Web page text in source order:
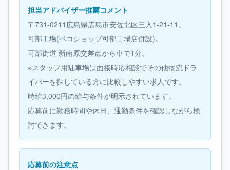
担当アドバイザー推薦コメント
〒731-0211広島県広島市安佐北区三入1-21-11。
可部工場(ペコショップ可部工場店併設)。
可部街道 新南原交差点から車で1分。
※スタッフ用駐車場は面接時応相談でその他物流ドラ
イバーを探している方に比較しやすい求人です。
時給3,000円の給与条件が明示されています。
応募前に勤務時間や休日、通勤条件を確認しながら検
討できます。
応募前の注意点